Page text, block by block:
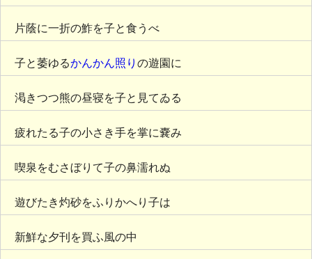
片蔭に一折の鮓を子と食うべ
子と萎ゆるかんかん照り の遊園に
渇きつつ熊の昼寝を子と見てゐる
疲れたる子の小さき手を掌に嚢み
喫泉をむさぼりて子の鼻濡れぬ
遊びたき灼砂をふりかへり子は
新鮮な夕刊を買ふ風の中